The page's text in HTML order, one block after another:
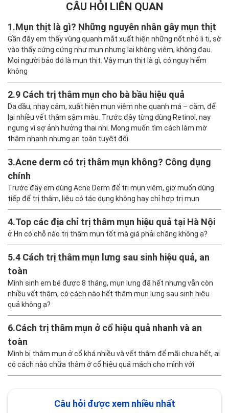
CÂU HỎI LIÊN QUAN
1.Mụn thịt là gì? Những nguyên nhân gây mụn thịt
Gần đây em thấy vùng quanh mắt xuất hiện những nốt nhỏ li ti, sờ
vào thấy cứng cứng như mụn nhưng lại không viêm, không đau.
Mọi người bảo đó là mụn thịt. Vậy mụn thịt là gì, có nguy hiểm
không
2.9 Cách trị thâm mụn cho bà bầu hiệu quả
Da dầu, nhạy cảm, xuất hiện mụn viêm nhẹ quanh má – cằm, để
lại nhiều vết thâm sậm màu. Trước đây từng dùng Retinol, nay
ngưng vì sợ ảnh hưởng thai nhi. Mong muốn tìm cách làm mờ
thâm nhanh nhưng an toàn tuyệt đối.
3.Acne derm có trị thâm mụn không? Công dụng
chính
Trước đây em dùng Acne Derm để trị mụn viêm, giờ muốn dùng
tiếp để trị thâm, liệu có tác dụng không hay chỉ hợp trị mụn
4.Top các địa chỉ trị thâm mụn hiệu quả tại Hà Nội
ở Hn có chỗ nào trị thâm mụn tốt mà giá phải chăng không ạ?
5.4 Cách trị thâm mụn lưng sau sinh hiệu quả, an
toàn
Mình sinh em bé được 8 tháng, mụn lưng đã hết nhưng vẫn còn
nhiều vết thâm, có cách nào hết thâm mụn lưng sau sinh hiệu
quả không ạ?
6.Cách trị thâm mụn ở cổ hiệu quả nhanh và an
toàn
Mình bị thâm mụn ở cổ khá nhiều và vết thâm để mãi chưa hết, ai
có cách nào chữa thâm ở cổ hiệu quả mách cho mình với
Câu hỏi được xem nhiều nhất